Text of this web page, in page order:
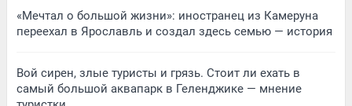
«Мечтал о большой жизни»: иностранец из Камеруна
переехал в Ярославль и создал здесь семью — история
Вой сирен, злые туристы и грязь. Стоит ли ехать в
самый большой аквапарк в Геленджике — мнение